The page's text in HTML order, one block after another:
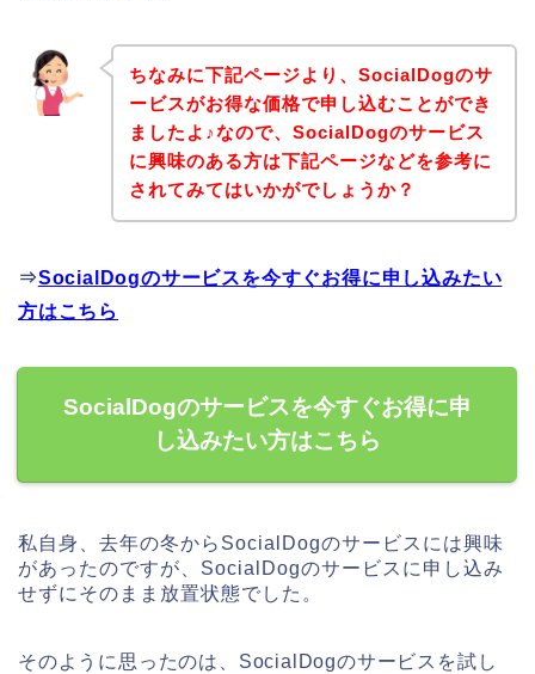
ちなみに下記ページより、SocialDogのサ
ービスがお得な価格で申し込むことができ
ましたよ♪なので、SocialDogのサービス
に興味のある方は下記ページなどを参考に
されてみてはいかがでしょうか？
⇒SocialDogのサービスを今すぐお得に申し込みたい
方はこちら
SocialDogのサービスを今すぐお得に申
し込みたい方はこちら
私自身、去年の冬からSocialDogのサービスには興味
があったのですが、SocialDogのサービスに申し込み
せずにそのまま放置状態でした。
そのように思ったのは、SocialDogのサービスを試し